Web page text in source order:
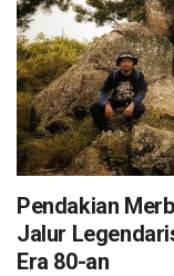
Pendakian
Jalur
Era 80-an